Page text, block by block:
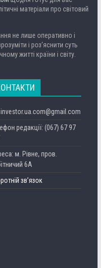
матеріали про світовий
не лише оперативно і
і роз’яснити суть
житті країни і світу.
investor.ua.com@gmail.com
редакції: (067) 67 97
м. Рівне, пров.
6А
зв’язок